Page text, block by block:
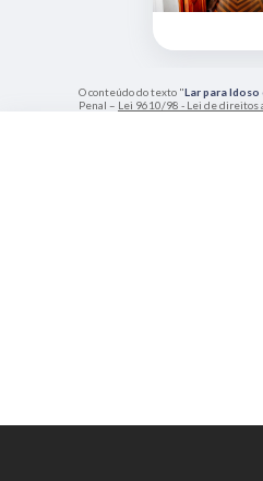
O conteúdo do texto "Lar para
Penal – Lei 9610/98 - Lei de direitos